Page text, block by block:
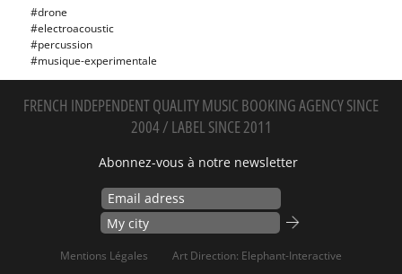
#drone
#electroacoustic
#percussion
#musique-experimentale
FRENCH INDEPENDENT QUALITY MUSIC BOOKING AGENCY SINCE
2004 / LABEL SINCE 2011
Abonnez-vous à notre newsletter
Mentions Légales Art Direction: Elephant-Interactive